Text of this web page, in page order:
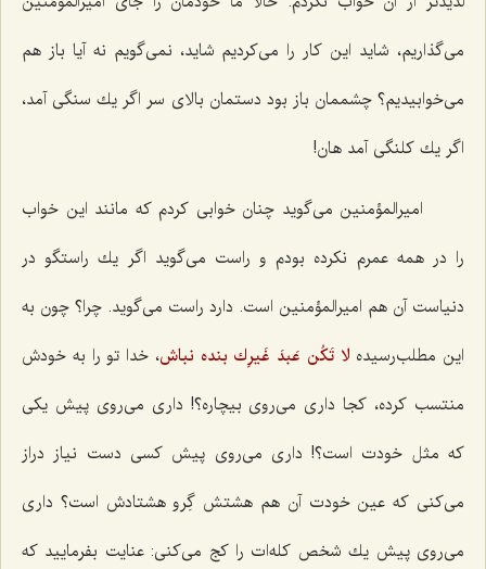
می‌گذاریم، شاید این كار را می‌كردیم شاید، نمی‌گویم نه آیا باز هم
می‌خوابیدیم؟ چشممان باز بود دستمان بالای سر اگر یك سنگی آمد،
اگر یك كلنگی آمد هان!
امیرالمؤمنین می‌گوید چنان خوابی كردم كه مانند این خواب
را در همه عمرم نكرده بودم و راست می‌گوید اگر یك راستگو در
دنیاست آن هم امیرالمؤمنین است. دارد راست می‌گوید. چرا؟ چون به
این مطلب‌رسیده لا تَكُن عَبدَ غَیرِك بنده نباش، خدا تو را به خودش
منتسب كرده، كجا داری می‌روی بیچاره؟! داری می‌روی پیش یكی
كه مثل خودت است؟! داری می‌روی پیش كسی دست نیاز دراز
می‌كنی كه عین خودت آن هم هشتش گِرو هشتادش است؟ داری
می‌روی پیش یك شخص كله‌ات را كج می‌كنی: عنایت بفرمایید كه